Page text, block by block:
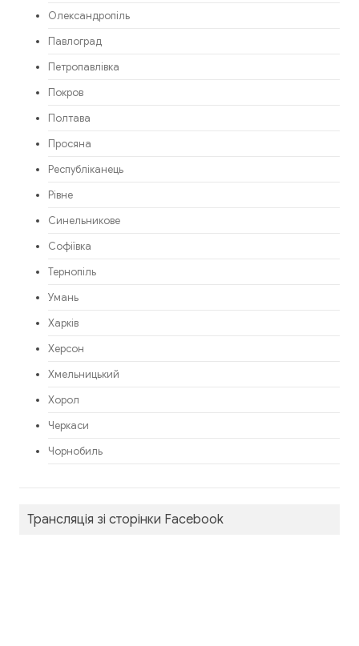
Олександропіль
Павлоград
Петропавлівка
Покров
Полтава
Просяна
Республіканець
Рівне
Синельникове
Софіївка
Тернопіль
Умань
Харків
Херсон
Хмельницький
Хорол
Черкаси
Чорнобиль
Трансляція зі сторінки Facebook